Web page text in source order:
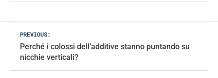
Post
navigation
PREVIOUS:
Perché i colossi dell’additive stanno puntando su
nicchie verticali?